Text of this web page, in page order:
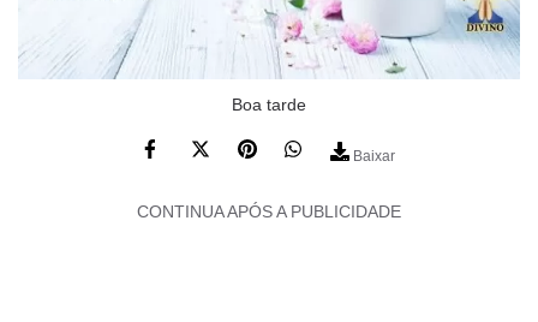
Boa tarde
Baixar
CONTINUA APÓS A PUBLICIDADE